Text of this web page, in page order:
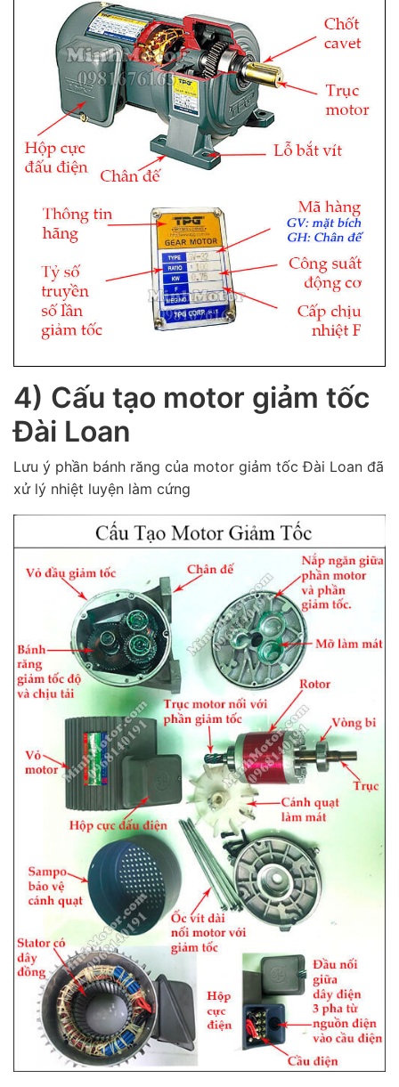
4) Cấu tạo motor giảm tốc
Đài Loan
Lưu ý phần bánh răng của motor giảm tốc Đài Loan đã
xử lý nhiệt luyện làm cứng